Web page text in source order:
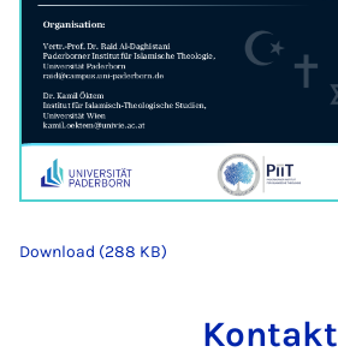
Download (288 KB)
Kontakt